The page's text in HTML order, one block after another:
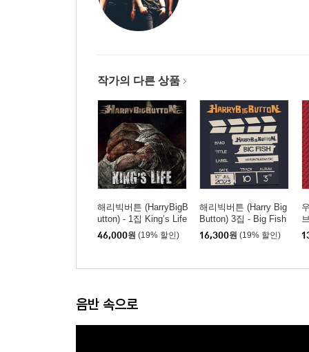
작가의 다른 상품
해리빅버튼 (HarryBigB
utton) - 1집 King’s Life
[LP]
46,000원 (19% 할인)
해리빅버튼 (Harry Big
Button) 3집 - Big Fish
16,300원 (19% 할인)
음반 속으로